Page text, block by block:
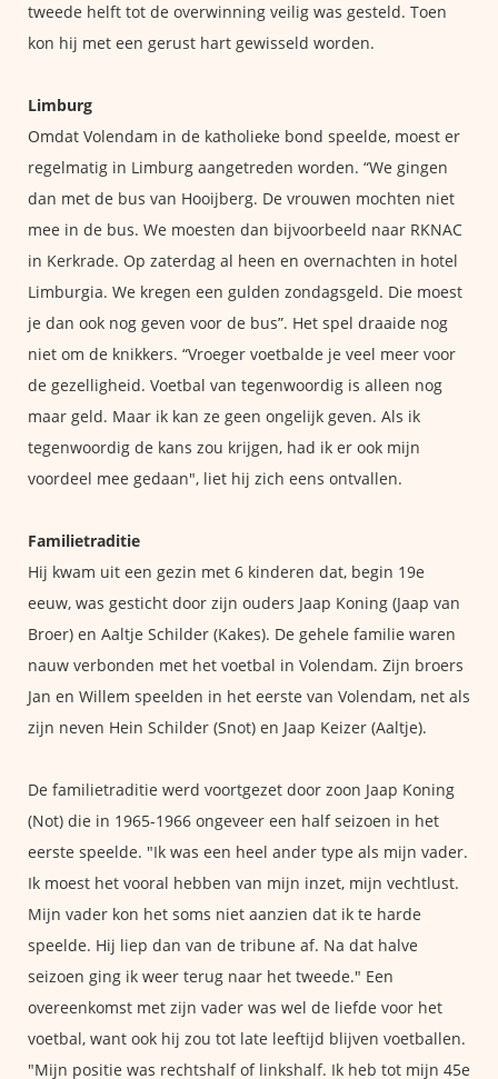
tweede helft tot de overwinning veilig was gesteld. Toen
kon hij met een gerust hart gewisseld worden.
Limburg
Omdat Volendam in de katholieke bond speelde, moest er
regelmatig in Limburg aangetreden worden. “We gingen
dan met de bus van Hooijberg. De vrouwen mochten niet
mee in de bus. We moesten dan bijvoorbeeld naar RKNAC
in Kerkrade. Op zaterdag al heen en overnachten in hotel
Limburgia. We kregen een gulden zondagsgeld. Die moest
je dan ook nog geven voor de bus”. Het spel draaide nog
niet om de knikkers. “Vroeger voetbalde je veel meer voor
de gezelligheid. Voetbal van tegenwoordig is alleen nog
maar geld. Maar ik kan ze geen ongelijk geven. Als ik
tegenwoordig de kans zou krijgen, had ik er ook mijn
voordeel mee gedaan", liet hij zich eens ontvallen.
Familietraditie
Hij kwam uit een gezin met 6 kinderen dat, begin 19e
eeuw, was gesticht door zijn ouders Jaap Koning (Jaap van
Broer) en Aaltje Schilder (Kakes). De gehele familie waren
nauw verbonden met het voetbal in Volendam. Zijn broers
Jan en Willem speelden in het eerste van Volendam, net als
zijn neven Hein Schilder (Snot) en Jaap Keizer (Aaltje).
De familietraditie werd voortgezet door zoon Jaap Koning
(Not) die in 1965-1966 ongeveer een half seizoen in het
eerste speelde. "Ik was een heel ander type als mijn vader.
Ik moest het vooral hebben van mijn inzet, mijn vechtlust.
Mijn vader kon het soms niet aanzien dat ik te harde
speelde. Hij liep dan van de tribune af. Na dat halve
seizoen ging ik weer terug naar het tweede." Een
overeenkomst met zijn vader was wel de liefde voor het
voetbal, want ook hij zou tot late leeftijd blijven voetballen.
"Mijn positie was rechtshalf of linkshalf. Ik heb tot mijn 45e